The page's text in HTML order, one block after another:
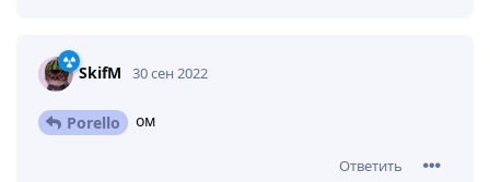
SkifM 30 сен 2022
Porello ом
Ответить